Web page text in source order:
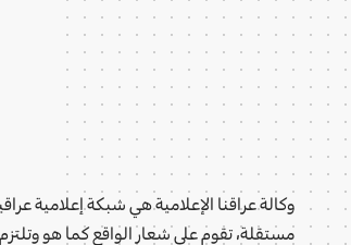
وكالة عراقنا الإعلامية هي شبكة إعلامية
مستقلة، تقوم على شعار الواقع كما هو